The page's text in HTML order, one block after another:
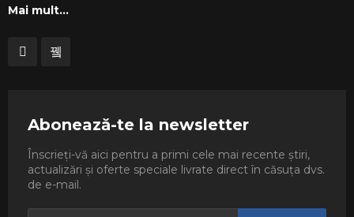
Mai mult...
Abonează-te la newsletter
Înscrieți-vă aici pentru a primi cele mai recente știri,
actualizări și oferte speciale livrate direct în căsuța dvs.
de e-mail.